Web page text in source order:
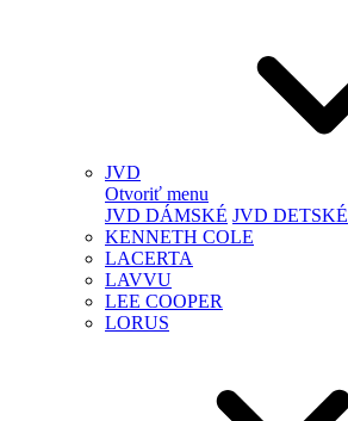
JVD
Otvoriť menu
JVD DÁMSKÉ JVD DETSKÉ
KENNETH COLE
LACERTA
LAVVU
LEE COOPER
LORUS